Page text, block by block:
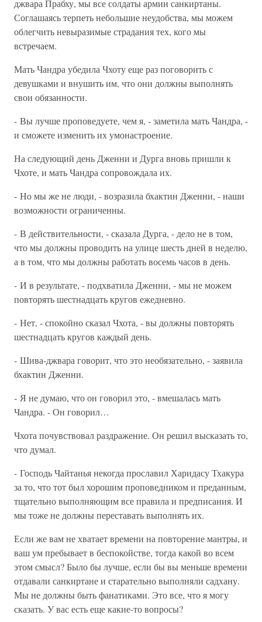
джвара Прабху, мы все солдаты армии санкиртаны.
Соглашаясь терпеть небольшие неудобства, мы можем
облегчить невыразимые страдания тех, кого мы
встречаем.
Мать Чандра убедила Чхоту еще раз поговорить с
девушками и внушить им, что они должны выполнять
свои обязанности.
- Вы лучше проповедуете, чем я, - заметила мать Чандра, -
и сможете изменить их умонастроение.
На следующий день Дженни и Дурга вновь пришли к
Чхоте, и мать Чандра сопровождала их.
- Но мы же не люди, - возразила бхактин Дженни, - наши
возможности ограниченны.
- В действительности, - сказала Дурга, - дело не в том,
что мы должны проводить на улице шесть дней в неделю,
а в том, что мы должны работать восемь часов в день.
- И в результате, - подхватила Дженни, - мы не можем
повторять шестнадцать кругов ежедневно.
- Нет, - спокойно сказал Чхота, - вы должны повторять
шестнадцать кругов каждый день.
- Шива-джвара говорит, что это необязательно, - заявила
бхактин Дженни.
- Я не думаю, что он говорил это, - вмешалась мать
Чандра. - Он говорил…
Чхота почувствовал раздражение. Он решил высказать то,
что думал.
- Господь Чайтанья некогда прославил Харидасу Тхакура
за то, что тот был хорошим проповедником и преданным,
тщательно выполняющим все правила и предписания. И
мы тоже не должны переставать выполнять их.
Если же вам не хватает времени на повторение мантры, и
ваш ум пребывает в беспокойстве, тогда какой во всем
этом смысл? Было бы лучше, если бы вы меньше времени
отдавали санкиртане и старательно выполняли садхану.
Мы не должны быть фанатиками. Это все, что я могу
сказать. У вас есть еще какие-то вопросы?